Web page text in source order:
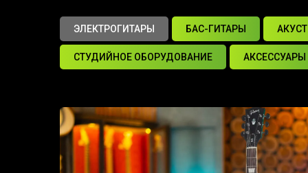
ЭЛЕКТРОГИТАРЫ БАС-ГИТАРЫ
СТУДИЙНОЕ ОБОРУДОВАНИЕ АКСЕССУАРЫ